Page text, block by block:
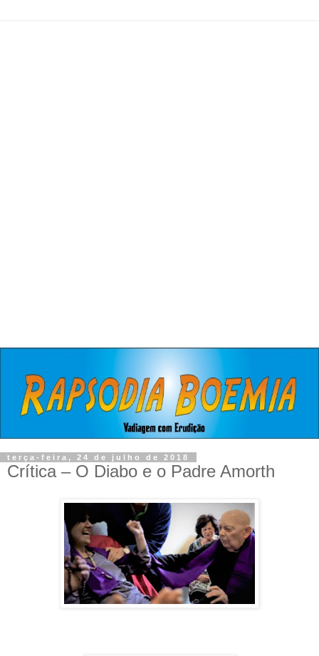
terça-feira, 24 de julho de 2018
Crítica – O Diabo e o Padre Amorth